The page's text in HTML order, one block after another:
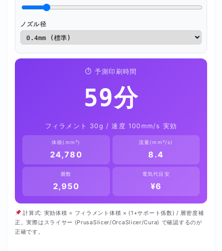
ノズル径
⏱ 予測印刷時間
59分
フィラメント 30g / 速度 100mm/s 実効
体積(mm³)
24,780
流量(mm³/s)
8.4
層数
2,950
電気代目安
¥6
計算式: 実効体積 = フィラメント体積 × (1+サポート係数) / 層密度補
正。実際はスライサー (PrusaSlicer/OrcaSlicer/Cura) で確認するのが
正確です。